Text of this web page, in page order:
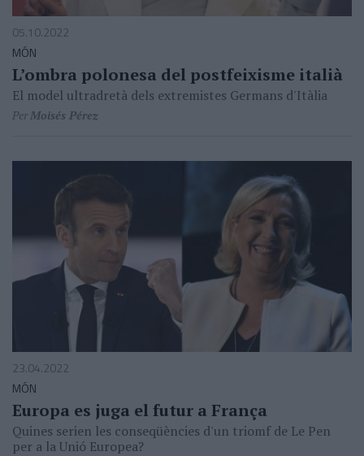
05.10.2022
MÓN
L’ombra polonesa del postfeixisme italià
El model ultradretà dels extremistes Germans d'Itàlia
PerMoisés Pérez
23.04.2022
MÓN
Europa es juga el futur a França
Quines serien les conseqüències d'un triomf de Le Pen
per a la Unió Europea?